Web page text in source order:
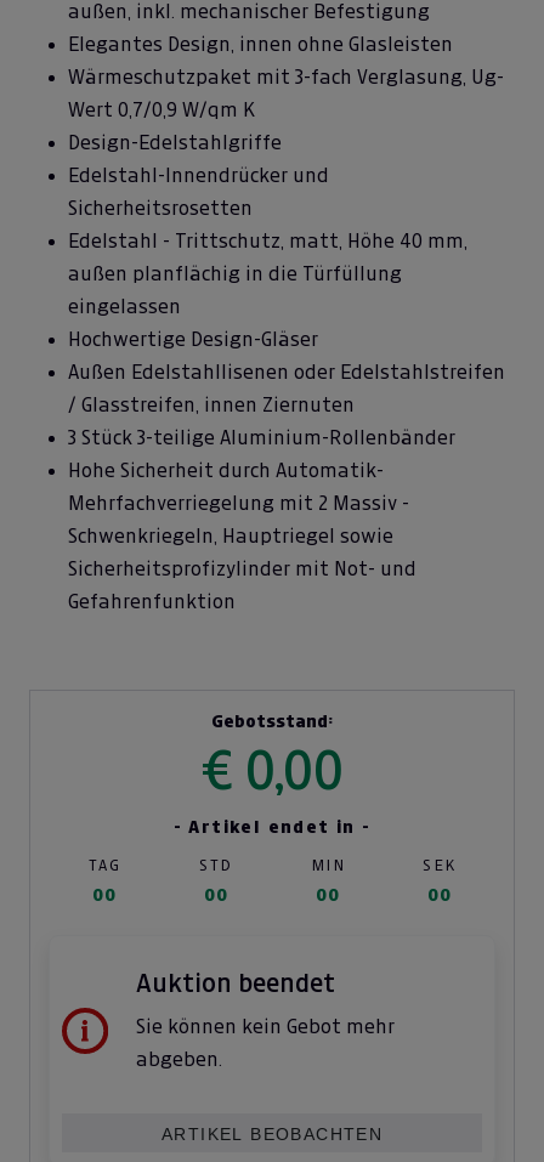
außen, inkl. mechanischer Befestigung
Elegantes Design, innen ohne Glasleisten
Wärmeschutzpaket mit 3-fach Verglasung, Ug-
Wert 0,7/0,9 W/qm K
Design-Edelstahlgriffe
Edelstahl-Innendrücker und
Sicherheitsrosetten
Edelstahl - Trittschutz, matt, Höhe 40 mm,
außen planflächig in die Türfüllung
eingelassen
Hochwertige Design-Gläser
Außen Edelstahllisenen oder Edelstahlstreifen
/ Glasstreifen, innen Ziernuten
3 Stück 3-teilige Aluminium-Rollenbänder
Hohe Sicherheit durch Automatik-
Mehrfachverriegelung mit 2 Massiv -
Schwenkriegeln, Hauptriegel sowie
Sicherheitsprofizylinder mit Not- und
Gefahrenfunktion
Gebotsstand:
€ 0,00
- Artikel endet in -
TAG STD MIN SEK
00 00 00 00
Auktion beendet
Sie können kein Gebot mehr
abgeben.
ARTIKEL BEOBACHTEN